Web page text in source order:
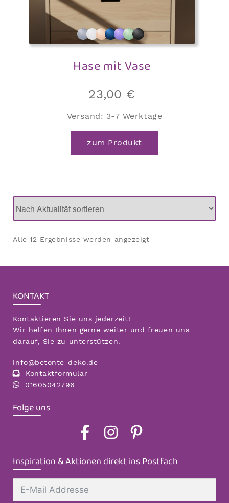
Hase mit Vase
23,00 €
Versand: 3-7 Werktage
zum Produkt
Alle 12 Ergebnisse werden angezeigtNach
KONTAKT
Kontaktieren Sie uns jederzeit!
Wir helfen Ihnen gerne weiter und freuen uns
darauf, Sie zu unterstützen.
info@betonte-deko.de
Kontaktformular
01605042796
Folge uns
Inspiration & Aktionen direkt ins Postfach